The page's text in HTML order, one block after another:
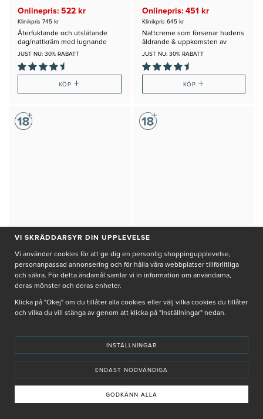
Onlinepris: 522 kr
Klinikpris 745 kr
Återfuktande och utslätande
dag/nattkräm med lugnande
egenskaper
JUST NU: 30% RABATT
KÖP+
Onlinepris: 451 kr
Klinikpris 645 kr
Nattcreme som försenar hudens
åldrande & uppkomsten av
rynkor
JUST NU: 30% RABATT
KÖP +
DERMALOGICA
Onlinepris: 772 kr
Oljefri ansiktskräm som skyddar
+
Onlinepris: 716 kr
Lätt gelkräm som ger intensiv
fukt och lyster
+
VI SKRÄDDARSYR DIN UPPLEVELSE
Vi använder cookies för att ge dig en personlig shoppingupplevelse,
personanpassad annonsering och för hålla våra webbplatser tillförlitliga
och säkra. För detta ändamål samlar vi in information om användarna,
deras mönster och deras enheter.
Klicka på "Okej" om du tillåter alla cookies eller välj vilka cookies du tillåter
och vilka du vill stänga av genom att klicka på "Inställningar" nedan.
INSTÄLLNINGAR
ENDAST NÖDVÄNDIGA
GODKÄNN ALLA